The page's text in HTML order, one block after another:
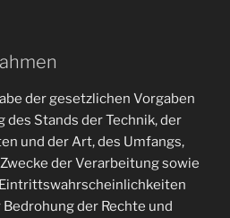
der gesetzlichen Vorgaben
Stands der Technik, der
und der Art, des Umfangs,
der Verarbeitung sowie
der Rechte und